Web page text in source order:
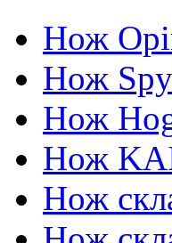
Нож
Нож
Нож
Нож
Нож